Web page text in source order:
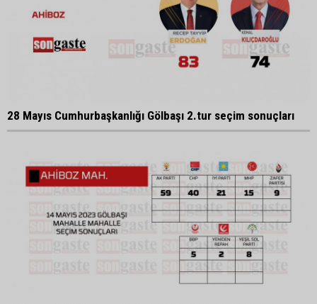
28 Mayıs Cumhurbaşkanlığı Gölbaşı 2.tur seçim sonuçları